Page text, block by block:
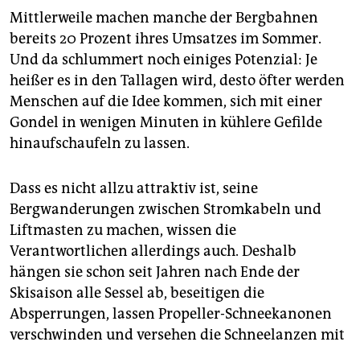
Mittlerweile machen manche der Bergbahnen
bereits 20 Prozent ihres Umsatzes im Sommer.
Und da schlummert noch einiges Potenzial: Je
heißer es in den Tallagen wird, desto öfter werden
Menschen auf die Idee kommen, sich mit einer
Gondel in wenigen Minuten in kühlere Gefilde
hinaufschaufeln zu lassen.
Dass es nicht allzu attraktiv ist, seine
Bergwanderungen zwischen Stromkabeln und
Liftmasten zu machen, wissen die
Verantwortlichen allerdings auch. Deshalb
hängen sie schon seit Jahren nach Ende der
Skisaison alle Sessel ab, beseitigen die
Absperrungen, lassen Propeller-Schneekanonen
verschwinden und versehen die Schneelanzen mit